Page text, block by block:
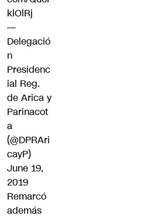
klOlRj
—
Delegació
n
Presidenc
ial Reg.
de Arica y
Parinacot
a
(@DPRAri
cayP)
June 19,
2019
Remarcó
además